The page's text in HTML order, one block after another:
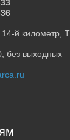
й
без выходных